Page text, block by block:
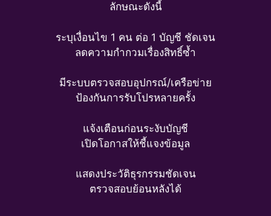
ลักษณะดังนี้
ระบุเงื่อนไข 1 คน ต่อ 1 บัญชี ชัดเจน
ลดความกำกวมเรื่องสิทธิ์ซ้ำ
มีระบบตรวจสอบอุปกรณ์/เครือข่าย
ป้องกันการรับโปรหลายครั้ง
แจ้งเตือนก่อนระงับบัญชี
เปิดโอกาสให้ชี้แจงข้อมูล
แสดงประวัติธุรกรรมชัดเจน
ตรวจสอบย้อนหลังได้